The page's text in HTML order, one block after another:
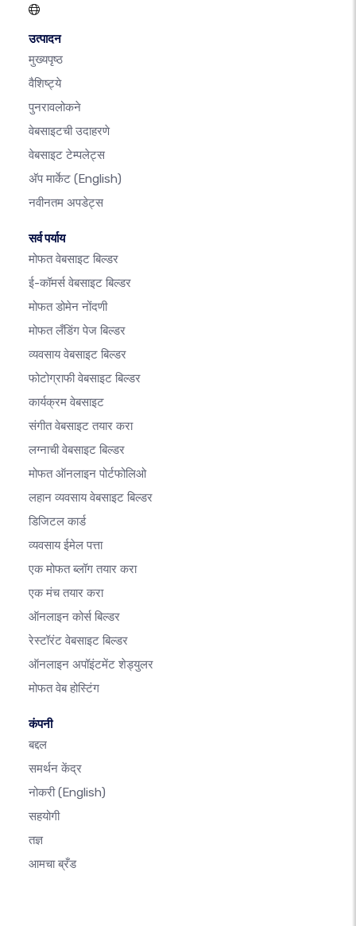
उत्पादन
मुख्यपृष्ठ
वैशिष्ट्ये
पुनरावलोकने
वेबसाइटची उदाहरणे
वेबसाइट टेम्पलेट्स
अ‍ॅप मार्केट (English)
नवीनतम अपडेट्स
सर्व पर्याय
मोफत वेबसाइट बिल्डर
ई-कॉमर्स वेबसाइट बिल्डर
मोफत डोमेन नोंदणी
मोफत लँडिंग पेज बिल्डर
व्यवसाय वेबसाइट बिल्डर
फोटोग्राफी वेबसाइट बिल्डर
कार्यक्रम वेबसाइट
संगीत वेबसाइट तयार करा
लग्नाची वेबसाइट बिल्डर
मोफत ऑनलाइन पोर्टफोलिओ
लहान व्यवसाय वेबसाइट बिल्डर
डिजिटल कार्ड
व्यवसाय ईमेल पत्ता
एक मोफत ब्लॉग तयार करा
एक मंच तयार करा
ऑनलाइन कोर्स बिल्डर
रेस्टॉरंट वेबसाइट बिल्डर
ऑनलाइन अपॉइंटमेंट शेड्युलर
मोफत वेब होस्टिंग
कंपनी
बद्दल
समर्थन केंद्र
नोकरी(English)
सहयोगी
तज्ञ
आमचा ब्रँड